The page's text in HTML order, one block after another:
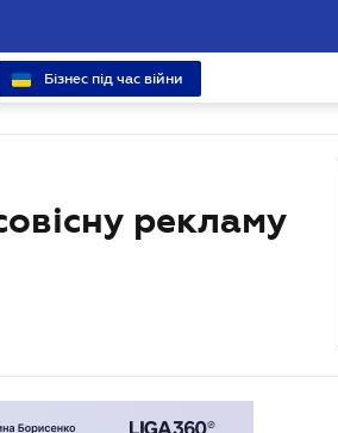
Бізнес під час війни
рекламу